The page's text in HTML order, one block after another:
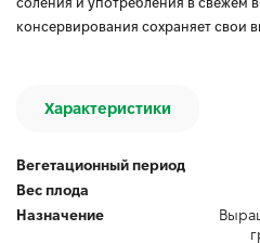
консервирования сохраняет свои
Характеристики
Вегетационный период
Вес плода
Назначение